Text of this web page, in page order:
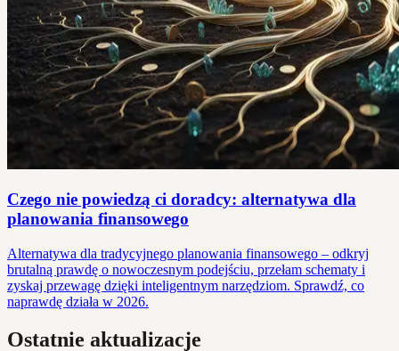
Czego nie powiedzą ci doradcy: alternatywa dla
planowania finansowego
Alternatywa dla tradycyjnego planowania finansowego – odkryj
brutalną prawdę o nowoczesnym podejściu, przełam schematy i
zyskaj przewagę dzięki inteligentnym narzędziom. Sprawdź, co
naprawdę działa w 2026.
Ostatnie aktualizacje